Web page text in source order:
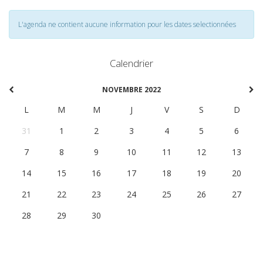
L'agenda ne contient aucune information pour les dates selectionnées
Calendrier
NOVEMBRE 2022
L M M J V S
D
31
1 2 3 4 5
6
7
8 9 10 11 12
13
14
15 16 17 18 19
20
21
22 23 24 25 26
27
28
29 30